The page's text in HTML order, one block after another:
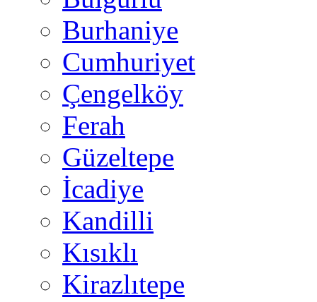
Burhaniye
Cumhuriyet
Çengelköy
Ferah
Güzeltepe
İcadiye
Kandilli
Kısıklı
Kirazlıtepe